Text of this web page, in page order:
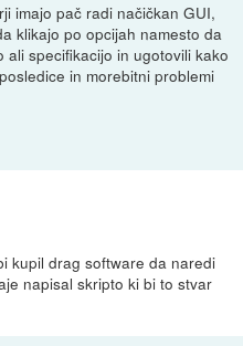
imajo pač radi načičkan GUI,
klikajo po opcijah namesto da
specifikacijo in ugotovili kako
in morebitni problemi
kupil drag software da naredi
napisal skripto ki bi to stvar